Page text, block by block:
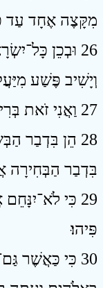
מִקָּצֶה אֶחָד עַד
26 וּבְכֵן
וְיָשִׁיב פֶּשַׁע
27 וַאֲנִי זֹאת בְּרִיתִי אוֹתָם כִּי־אֶסְלַח לַעֲוֹנָם׃
28 הֵן בִּדְבַר
בִּדְבַר הַבְּחִירָה
29 כִּי
פִּיהוּ׃
30 כִּי כַּאֲשֶׁר